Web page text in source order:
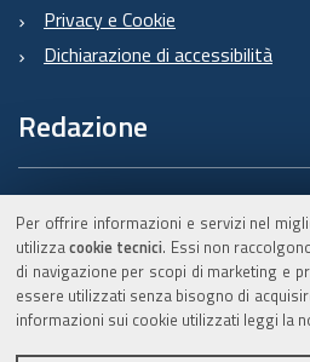
Per offrire informazioni e servizi nel
utilizzacookie tecnici. Essi non
di navigazione per scopi di marketing e
essere utilizzati senza bisogno di
informazioni sui cookie utilizzati leggi la
Privacy e Cookie
Dichiarazione di accessibilità
Redazione
Informazioni sul Burert
e contatti
C.F.